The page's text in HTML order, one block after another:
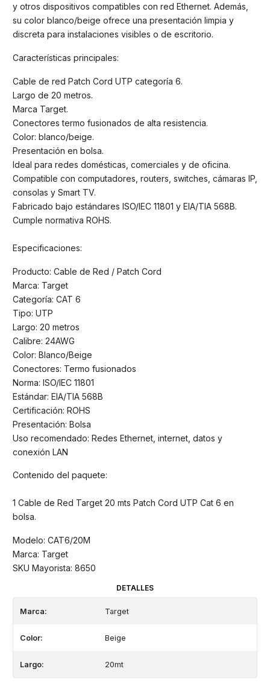
y otros dispositivos compatibles con red Ethernet. Además,
su color blanco/beige ofrece una presentación limpia y
discreta para instalaciones visibles o de escritorio.
Características principales:
Cable de red Patch Cord UTP categoría 6.
Largo de 20 metros.
Marca Target.
Conectores termo fusionados de alta resistencia.
Color: blanco/beige.
Presentación en bolsa.
Ideal para redes domésticas, comerciales y de oficina.
Compatible con computadores, routers, switches, cámaras IP,
consolas y Smart TV.
Fabricado bajo estándares ISO/IEC 11801 y EIA/TIA 568B.
Cumple normativa ROHS.
Especificaciones:
Producto: Cable de Red / Patch Cord
Marca: Target
Categoría: CAT 6
Tipo: UTP
Largo: 20 metros
Calibre: 24AWG
Color: Blanco/Beige
Conectores: Termo fusionados
Norma: ISO/IEC 11801
Estándar: EIA/TIA 568B
Certificación: ROHS
Presentación: Bolsa
Uso recomendado: Redes Ethernet, internet, datos y
conexión LAN
Contenido del paquete:
1 Cable de Red Target 20 mts Patch Cord UTP Cat 6 en
bolsa.
Modelo: CAT6/20M
Marca: Target
SKU Mayorista: 8650
DETALLES
Marca: Target
Color: Beige
Largo: 20mt